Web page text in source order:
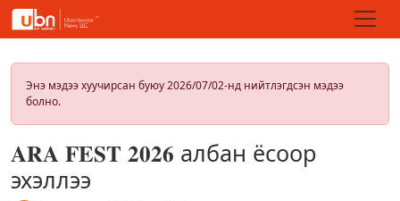
Энэ мэдээ хуучирсан буюу 2026/07/02-нд нийтлэгдсэн мэдээ
болно.
𝐀𝐑𝐀 𝐅𝐄𝐒𝐓 𝟐𝟎𝟐𝟔 албан ёсоор
эхэллээ